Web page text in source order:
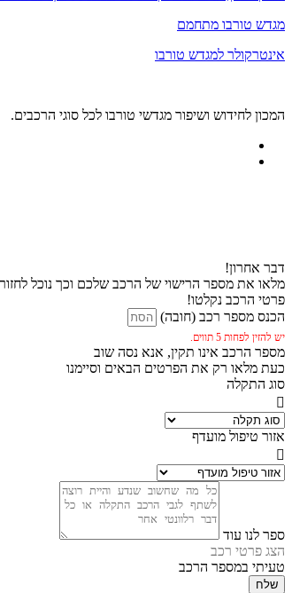
מגדש טורבו מתחמם
אינטרקולר למגדש טורבו
המכון לחידוש ושיפור מגדשי טורבו לכל סוגי הרכבים.
דבר אחרון!
מלאו את מספר הרישוי של הרכב שלכם וכך נוכל
פרטי הרכב נקלטו!
הכנס מספר רכב (חובה)
יש להזין לפחות 5 תווים.
מספר הרכב אינו תקין, אנא נסה שוב
כעת מלאו רק את הפרטים הבאים וסיימנו
סוג התקלה
אזור טיפול מועדף
ספר לנו עוד
הצג פרטי רכב
טעיתי במספר הרכב
שלח